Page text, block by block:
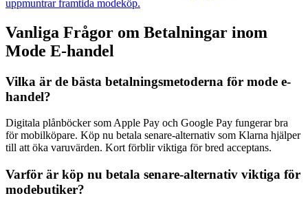
uppmuntrar framtida modeköp.
Vanliga Frågor om Betalningar inom
Mode E-handel
Vilka är de bästa betalningsmetoderna för mode e-
handel?
Digitala plånböcker som Apple Pay och Google Pay fungerar bra
för mobilköpare. Köp nu betala senare-alternativ som Klarna hjälper
till att öka varuvärden. Kort förblir viktiga för bred acceptans.
Varför är köp nu betala senare-alternativ viktiga för
modebutiker?